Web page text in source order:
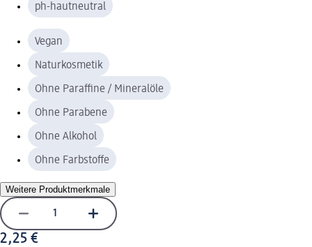
ph-hautneutral
Vegan
Naturkosmetik
Ohne Paraffine / Mineralöle
Ohne Parabene
Ohne Alkohol
Ohne Farbstoffe
Weitere Produktmerkmale
2,25 €